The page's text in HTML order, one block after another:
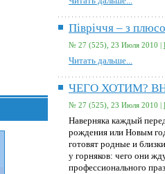
Пiврiччя – з
№ 27 (525), 23 Июля 2010 |
Читать дальше...
ЧЕГО ХОТИМ?
№ 27 (525), 23 Июля 2010 |
Наверняка каждый
рождения или Новым
готовят родные и
у горняков: чего они
профессионального